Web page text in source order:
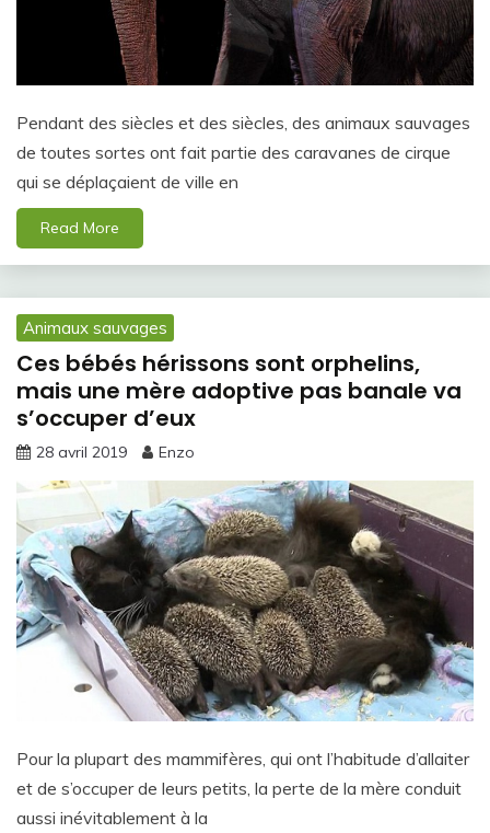
Pendant des siècles et des siècles, des animaux sauvages
de toutes sortes ont fait partie des caravanes de cirque
qui se déplaçaient de ville en
Read More
Animaux sauvages
Ces bébés hérissons sont orphelins,
mais une mère adoptive pas banale va
s’occuper d’eux
28 avril 2019 Enzo
Pour la plupart des mammifères, qui ont l’habitude d’allaiter
et de s’occuper de leurs petits, la perte de la mère conduit
aussi inévitablement à la